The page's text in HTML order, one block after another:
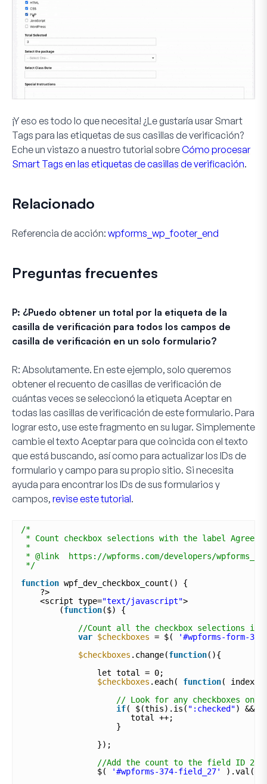
¡Y eso es todo lo que necesita! ¿Le gustaría usar Smart
Tags para las etiquetas de sus casillas de verificación?
Eche un vistazo a nuestro tutorial sobreCómo procesar
Smart Tags en las etiquetas de casillas de verificación.
Relacionado
Referencia de acción: wpforms_wp_footer_end
Preguntas frecuentes
P: ¿Puedo obtener un total por la etiqueta de la
casilla de verificación para todos los campos de
casilla de verificación en un solo formulario?
R: Absolutamente. En este ejemplo, solo queremos
obtener el recuento de casillas de verificación de
cuántas veces se seleccionó la etiqueta Aceptaren
todas las casillas de verificación de este formulario. Para
lograr esto, use este fragmento en su lugar. Simplemente
cambie el texto Aceptarpara que coincida con el texto
que está buscando, así como para actualizar los IDs de
formulario y campo para su propio sitio. Si necesita
ayuda para encontrar los IDs de sus formularios y
campos, revise este tutorial.
/*
* Count checkbox selections with the label Agree
*
* @link  https://wpforms.com/developers/
*/
function wpf_dev_checkbox_count() {
?>
<script type="text/javascript">
(function($) {
//Count all the checkbox selections in
var $checkboxes = $(
'#wpforms-form-
$checkboxes .change(function(){
let total = 0;
$checkboxes .each( function( index
// Look for any checkboxes on
if( $(this).is( ":checked") &&
total ++;
}
});
//Add the count to the field ID 27
$(
'#wpforms-374-field_27'